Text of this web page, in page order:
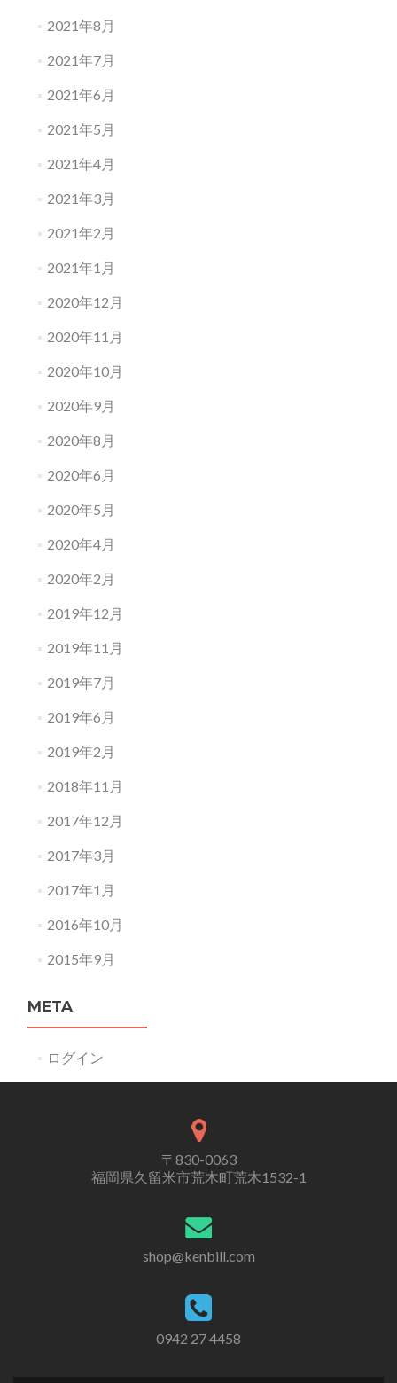
2021年8月
2021年7月
2021年6月
2021年5月
2021年4月
2021年3月
2021年2月
2021年1月
2020年12月
2020年11月
2020年10月
2020年9月
2020年8月
2020年6月
2020年5月
2020年4月
2020年2月
2019年12月
2019年11月
2019年7月
2019年6月
2019年2月
2018年11月
2017年12月
2017年3月
2017年1月
2016年10月
2015年9月
META
ログイン
〒830-0063
福岡県久留米市荒木町荒木1532-1
shop@kenbill.com
0942 27 4458